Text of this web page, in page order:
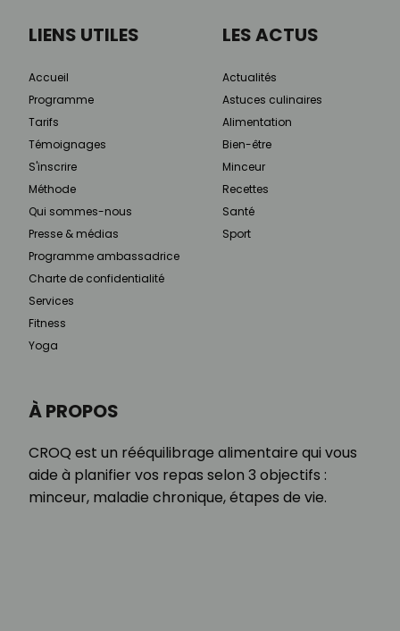
À PROPOS
CROQ est un rééquilibrage alimentaire qui vous
aide à planifier vos repas selon 3 objectifs :
minceur, maladie chronique, étapes de vie.
LIENS UTILES
Accueil
Programme
Tarifs
Témoignages
S'inscrire
Méthode
Qui sommes-nous
Presse & médias
Programme ambassadrice
Charte de confidentialité
Services
Fitness
Yoga
LES ACTUS
Actualités
Astuces culinaires
Alimentation
Bien-être
Minceur
Recettes
Santé
Sport